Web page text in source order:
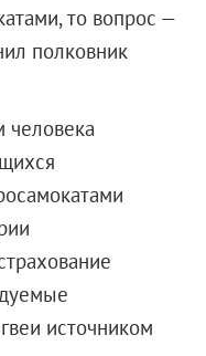
то вопрос —
полковник
человека
источником